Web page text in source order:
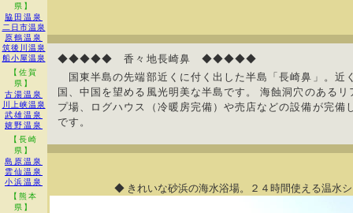
県】
脇田温泉
二日市温泉
原鶴温泉
筑後川温泉
船小屋温泉
【佐賀
県】
古湯温泉
川上峡温泉
武雄温泉
嬉野温泉
【長崎
県】
島原温泉
雲仙温泉
小浜温泉
【熊本
県】
◆◆◆◆◆ 香々地長崎鼻 ◆◆◆◆◆
国東半島の先端部近くに付く出した半島「長崎鼻」。近
国、中国を望める風光明美な半島です。 海蝕洞穴のある
プ場、ログハウス（冷暖房完備）や売店などの設備が完備
です。
◆ きれいな砂浜の海水浴場。２４時間使える温水